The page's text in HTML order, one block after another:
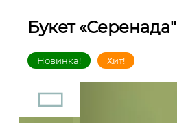
Букет «Серенада"
Новинка! Хит!